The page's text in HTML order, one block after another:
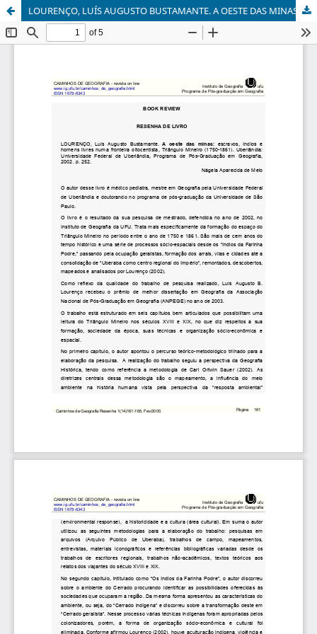
LOURENÇO, LUÍS AUGUSTO BUSTAMANTE. A OESTE DAS MINAS: ESCRAVOS, ÍNDIOS E HOMENS LIVRES NUMA FRONTEIRA OITOCENTISTA, TRIÂNGULO MINEIRO (1750-1861). UBERLÂNDIA: UNIVERSIDADE FEDERAL DE UBERLÂNDIA, PROGRAMA DE PÓS-GRADUAÇÃO EM GEOGRAFIA, 2002. P. 252